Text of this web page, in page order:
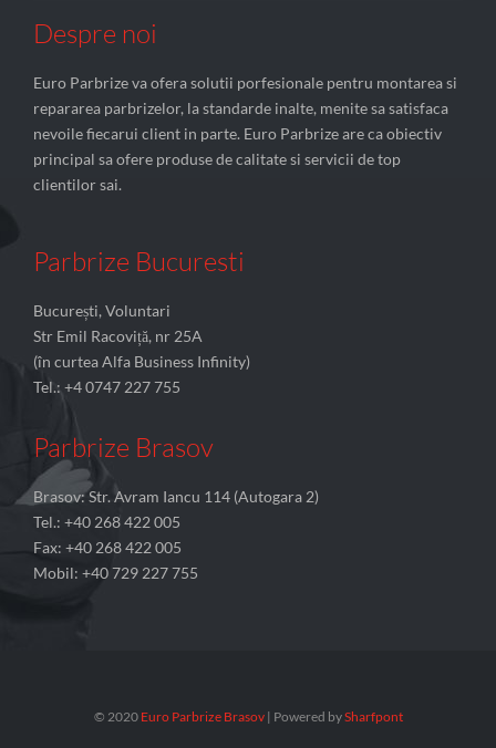
Despre noi
Euro Parbrize va ofera solutii porfesionale pentru montarea si
repararea parbrizelor, la standarde inalte, menite sa satisfaca
nevoile fiecarui client in parte. Euro Parbrize are ca obiectiv
principal sa ofere produse de calitate si servicii de top
clientilor sai.
Parbrize Bucuresti
București, Voluntari
Str Emil Racoviță, nr 25A
(în curtea Alfa Business Infinity)
Tel.: +4 0747 227 755
Parbrize Brasov
Brasov: Str. Avram Iancu 114 (Autogara 2)
Tel.: +40 268 422 005
Fax: +40 268 422 005
Mobil: +40 729 227 755
© 2020 Euro Parbrize Brasov | Powered bySharfpont